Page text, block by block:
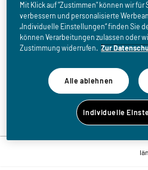
bis
Zurück zur
Mit Klick auf "Zustimmen" können wir für
verbessern und personalisierte
„Individuelle Einstellungen“ finden Sie
können Verarbeitungen zulassen oder
Zustimmung widerrufen. Zur
Alle ablehnen
Individuelle